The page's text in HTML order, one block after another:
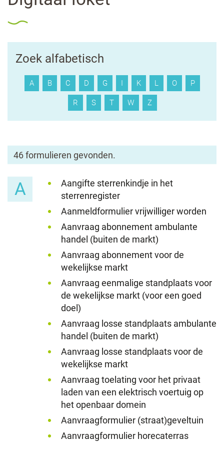
46 formulieren gevonden.
A
Aangifte sterrenkindje in het
sterrenregister
Aanmeldformulier vrijwilliger worden
Aanvraag abonnement ambulante
handel (buiten de markt)
Aanvraag abonnement voor de
wekelijkse markt
Aanvraag eenmalige standplaats voor
de wekelijkse markt (voor een goed
doel)
Aanvraag losse standplaats ambulante
handel (buiten de markt)
Aanvraag losse standplaats voor de
wekelijkse markt
Aanvraag toelating voor het privaat
laden van een elektrisch voertuig op
het openbaar domein
Aanvraagformulier (straat)geveltuin
Aanvraagformulier horecaterras
Zoek alfabetisch
A B C D G I K L O P
R S T W Z